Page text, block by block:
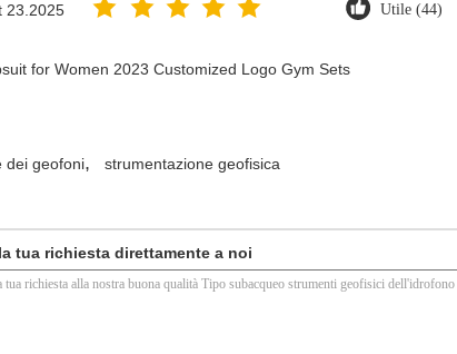
23.2025 Utile (44)
for Women 2023 Customized Logo Gym Sets
dei geofoni, strumentazione geofisica
tua richiesta direttamente a noi